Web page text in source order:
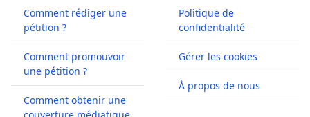
Comment rédiger une
pétition ?
Comment promouvoir
une pétition ?
Comment obtenir une
Politique de
confidentialité
Gérer les cookies
À propos de nous